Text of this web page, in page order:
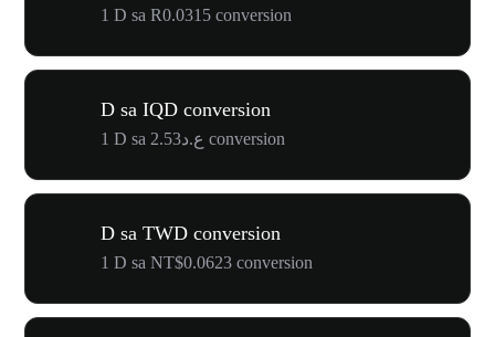
1 D sa R0.0315 conversion
D sa IQD conversion
1 D sa ع.د2.53 conversion
D sa TWD conversion
1 D sa NT$0.0623 conversion